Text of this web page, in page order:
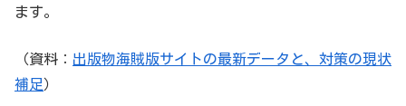
ます。
（資料： 出版物海賊版サイトの最新データと、対策の現状
補足）